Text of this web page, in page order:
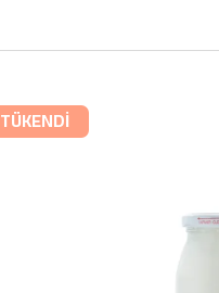
TÜKENDİ